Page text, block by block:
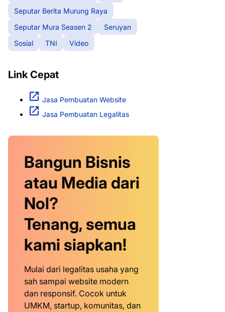
Seputar Berita Murung Raya
Seputar Mura Seasen 2
Seruyan
Sosial
TNI Video
Link Cepat
Jasa Pembuatan Website
Jasa Pembuatan Legalitas
Bangun Bisnis
atau Media dari
Nol?
Tenang, semua
kami siapkan!
Mulai dari legalitas usaha yang
sah sampai website modern
dan responsif. Cocok untuk
UMKM, startup, komunitas, dan